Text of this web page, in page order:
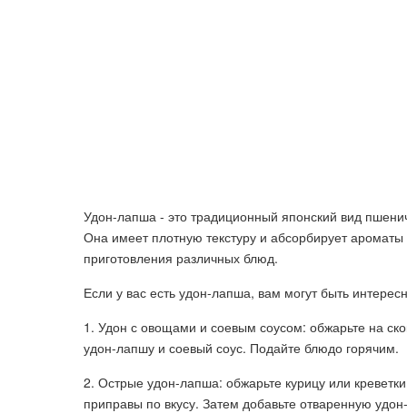
Удон-лапша - это традиционный японский вид
Она имеет плотную текстуру и абсорбирует
приготовления различных блюд.
Если у вас есть удон-лапша, вам могут быть
1. Удон с овощами и соевым соусом: обжарьте на
удон-лапшу и соевый соус. Подайте блюдо горячим.
2. Острые удон-лапша: обжарьте курицу или
приправы по вкусу. Затем добавьте отваренную